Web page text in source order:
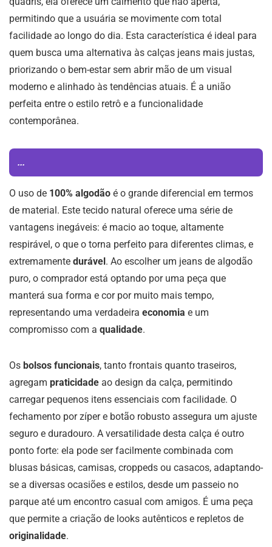
permitindo que a usuária se movimente com total
facilidade ao longo do dia. Esta característica é ideal para
quem busca uma alternativa às calças jeans mais justas,
priorizando o bem-estar sem abrir mão de um visual
moderno e alinhado às tendências atuais. É a união
perfeita entre o estilo retrô e a funcionalidade
contemporânea.
...
O uso de 100% algodão é o grande diferencial em termos
de material. Este tecido natural oferece uma série de
vantagens inegáveis: é macio ao toque, altamente
respirável, o que o torna perfeito para diferentes climas, e
extremamente durável. Ao escolher um jeans de algodão
puro, o comprador está optando por uma peça que
manterá sua forma e cor por muito mais tempo,
representando uma verdadeira economia e um
compromisso com a qualidade.
Os bolsos funcionais, tanto frontais quanto traseiros,
agregam praticidade ao design da calça, permitindo
carregar pequenos itens essenciais com facilidade. O
fechamento por zíper e botão robusto assegura um ajuste
seguro e duradouro. A versatilidade desta calça é outro
ponto forte: ela pode ser facilmente combinada com
blusas básicas, camisas, croppeds ou casacos, adaptando-
se a diversas ocasiões e estilos, desde um passeio no
parque até um encontro casual com amigos. É uma peça
que permite a criação de looks autênticos e repletos de
originalidade.